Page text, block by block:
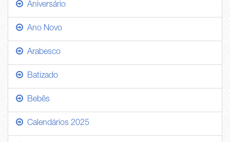
Aniversário
Ano Novo
Arabesco
Batizado
Bebês
Calendários 2025